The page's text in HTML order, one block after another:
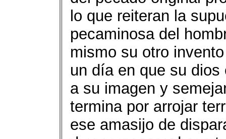
lo que reiteran la
pecaminosa del
mismo su otro
un día en que su
a su imagen y
termina por arrojar
ese amasijo de